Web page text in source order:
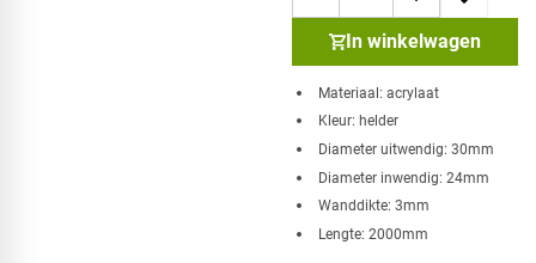
In winkelwagen
Materiaal: acrylaat
Kleur: helder
Diameter uitwendig: 30mm
Diameter inwendig: 24mm
Wanddikte: 3mm
Lengte: 2000mm